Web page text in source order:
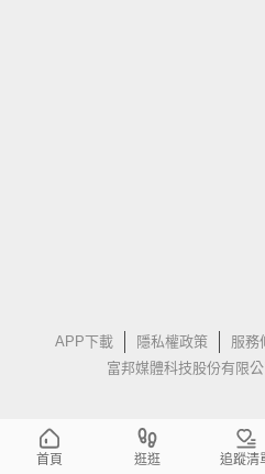
APP下載 隱私權政策 服務
富邦媒體科技股份有限
首頁 逛逛 追蹤清